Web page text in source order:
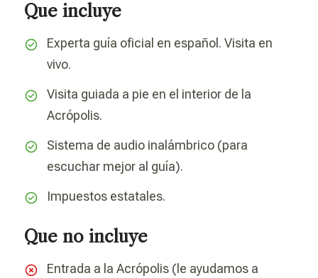
Que incluye
Experta guía oficial en español. Visita en
vivo.
Visita guiada a pie en el interior de la
Acrópolis.
Sistema de audio inalámbrico (para
escuchar mejor al guía).
Impuestos estatales.
Que no incluye
Entrada a la Acrópolis (le ayudamos a